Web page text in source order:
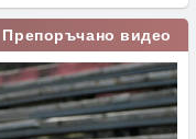
Препоръчано видео